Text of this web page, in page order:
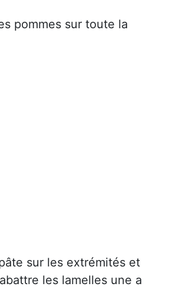
pommes sur toute la
sur les extrémités et
les lamelles une a